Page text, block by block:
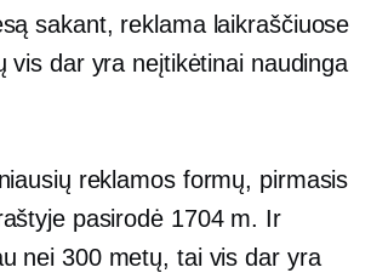
sakant, reklama laikraščiuose
vis dar yra neįtikėtinai naudinga
reklamos formų, pirmasis
pasirodė 1704 m. Ir
nei 300 metų, tai vis dar yra